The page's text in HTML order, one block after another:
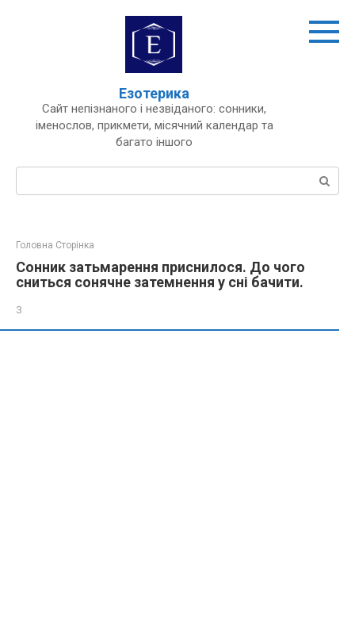
Езотерика
Сайт непізнаного і незвіданого: сонники,
іменослов, прикмети, місячний календар та
багато іншого
Пошук:
Головна Сторінка
Сонник затьмарення приснилося. До чого
сниться сонячне затемнення у сні бачити.
З